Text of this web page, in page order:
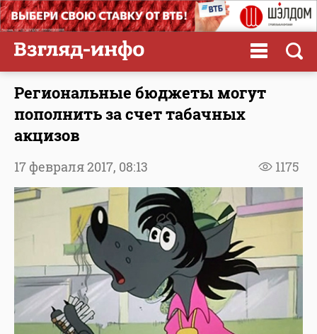
Региональные бюджеты могут
пополнить за счет табачных
акцизов
1175
17 февраля 2017, 08:13